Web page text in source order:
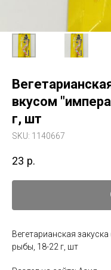
вкусом
г, шт
SKU: 1140667
23 р.
Вегетарианская
рыбы, 18-22 г, шт